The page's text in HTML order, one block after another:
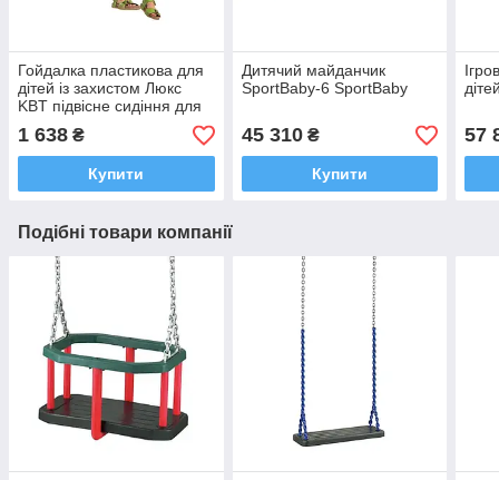
Гойдалка пластикова для
дітей із захистом Люкс
KBT підвісне сидіння для
дитячих майданчиків
1 638 ₴
Купити
Дитячий майданчик
SportBaby-6 SportBaby
45 310₴
Купити
57
Подібні товари компанії